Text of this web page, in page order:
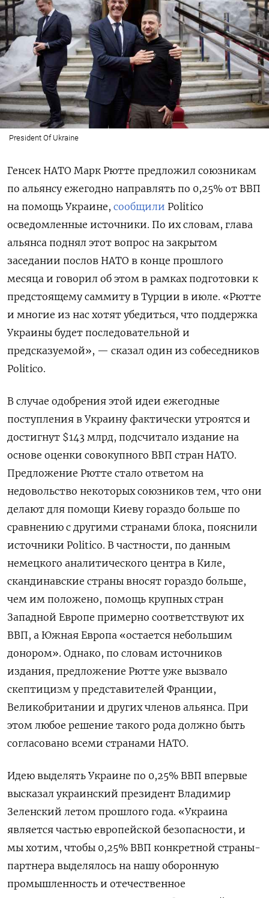
President Of Ukraine
Генсек НАТО Марк Рютте предложил союзникам
по альянсу ежегодно направлять по 0,25% от ВВП
на помощь Украине, сообщили Politico
осведомленные источники. По их словам, глава
альянса поднял этот вопрос на закрытом
заседании послов НАТО в конце прошлого
месяца и говорил об этом в рамках подготовки к
предстоящему саммиту в Турции в июле. «Рютте
и многие из нас хотят убедиться, что поддержка
Украины будет последовательной и
предсказуемой», — сказал один из собеседников
Politico.
В случае одобрения этой идеи ежегодные
поступления в Украину фактически утроятся и
достигнут $143 млрд, подсчитало издание на
основе оценки совокупного ВВП стран НАТО.
Предложение Рютте стало ответом на
недовольство некоторых союзников тем, что они
делают для помощи Киеву гораздо больше по
сравнению с другими странами блока, пояснили
источники Politico. В частности, по данным
немецкого аналитического центра в Киле,
скандинавские страны вносят гораздо больше,
чем им положено, помощь крупных стран
Западной Европе примерно соответствуют их
ВВП, а Южная Европа «остается небольшим
донором». Однако, по словам источников
издания, предложение Рютте уже вызвало
скептицизм у представителей Франции,
Великобритании и других членов альянса. При
этом любое решение такого рода должно быть
согласовано всеми странами НАТО.
Идею выделять Украине по 0,25% ВВП впервые
высказал украинский президент Владимир
Зеленский летом прошлого года. «Украина
является частью европейской безопасности, и
мы хотим, чтобы 0,25% ВВП конкретной страны-
партнера выделялось на нашу оборонную
промышленность и отечественное